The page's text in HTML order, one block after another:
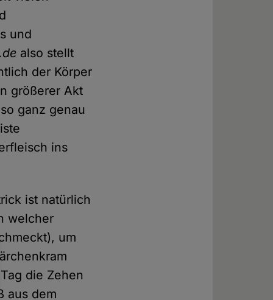
und
also stellt
der Körper
größerer Akt
ganz genau
ins
ist natürlich
welcher
um
die Zehen
aus dem